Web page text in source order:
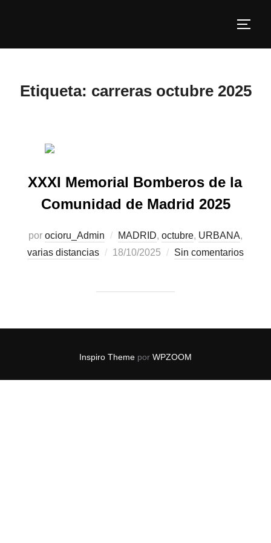
Etiqueta: carreras octubre 2025
XXXI Memorial Bomberos de la
Comunidad de Madrid 2025
por ocioru_Admin MADRID, octubre, URBANA,
varias distancias
18/10/2025 Sin comentarios
Inspiro Theme por WPZOOM